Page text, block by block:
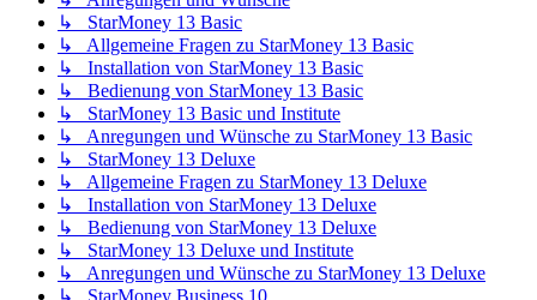
↳ StarMoney 13 Basic
↳ Allgemeine Fragen zu StarMoney 13 Basic
↳ Installation von StarMoney 13 Basic
↳ Bedienung von StarMoney 13 Basic
↳ StarMoney 13 Basic und Institute
↳ Anregungen und Wünsche zu StarMoney 13 Basic
↳ StarMoney 13 Deluxe
↳ Allgemeine Fragen zu StarMoney 13 Deluxe
↳ Installation von StarMoney 13 Deluxe
↳ Bedienung von StarMoney 13 Deluxe
↳ StarMoney 13 Deluxe und Institute
↳ Anregungen und Wünsche zu StarMoney 13 Deluxe